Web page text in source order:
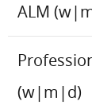
ALM
(w|m|d)